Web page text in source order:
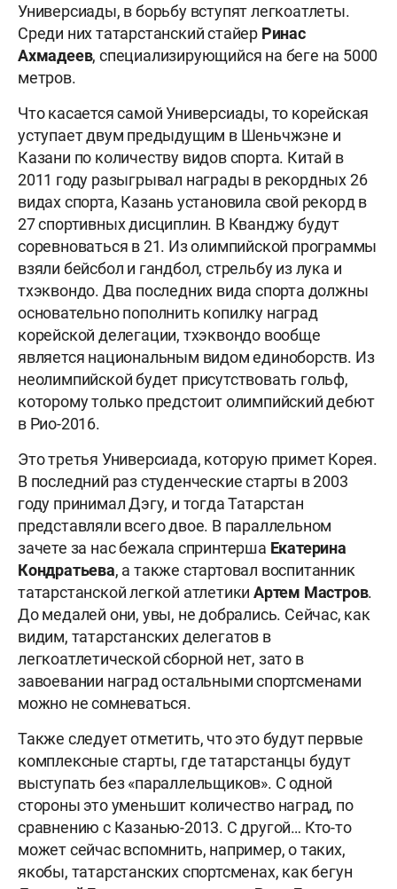
Универсиады, в борьбу вступят легкоатлеты.
Среди них татарстанский стайер Ринас
Ахмадеев, специализирующийся на беге на 5000
метров.
Что касается самой Универсиады, то корейская
уступает двум предыдущим в Шеньчжэне и
Казани по количеству видов спорта. Китай в
2011 году разыгрывал награды в рекордных 26
видах спорта, Казань установила свой рекорд в
27 спортивных дисциплин. В Кванджу будут
соревноваться в 21. Из олимпийской программы
взяли бейсбол и гандбол, стрельбу из лука и
тхэквондо. Два последних вида спорта должны
основательно пополнить копилку наград
корейской делегации, тхэквондо вообще
является национальным видом единоборств. Из
неолимпийской будет присутствовать гольф,
которому только предстоит олимпийский дебют
в Рио-2016.
Это третья Универсиада, которую примет Корея.
В последний раз студенческие старты в 2003
году принимал Дэгу, и тогда Татарстан
представляли всего двое. В параллельном
зачете за нас бежала спринтерша Екатерина
Кондратьева, а также стартовал воспитанник
татарстанской легкой атлетики Артем Мастров.
До медалей они, увы, не добрались. Сейчас, как
видим, татарстанских делегатов в
легкоатлетической сборной нет, зато в
завоевании наград остальными спортсменами
можно не сомневаться.
Также следует отметить, что это будут первые
комплексные старты, где татарстанцы будут
выступать без «параллельщиков». С одной
стороны это уменьшит количество наград, по
сравнению с Казанью-2013. С другой… Кто-то
может сейчас вспомнить, например, о таких,
якобы, татарстанских спортсменах, как бегун